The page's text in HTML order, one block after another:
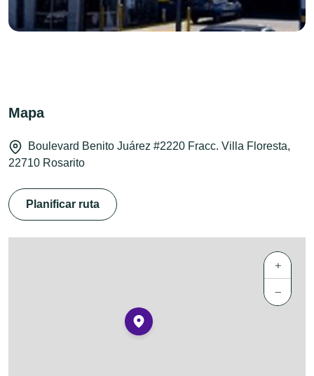
Mapa
Boulevard Benito Juárez #2220 Fracc. Villa Floresta,
22710 Rosarito
Planificar ruta
+
−